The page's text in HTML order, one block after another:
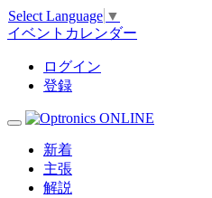
Select Language ▼
イベントカレンダー
ログイン
登録
新着
主張
解説